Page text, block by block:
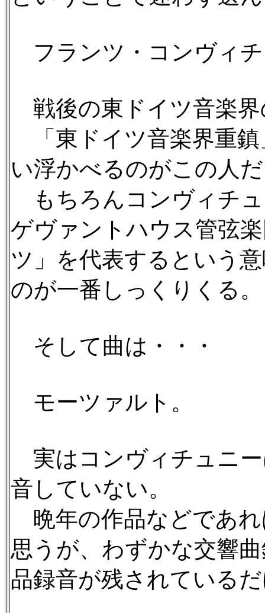
フランツ・コンヴィ
戦後の東ドイツ音楽界
「東ドイツ音楽界重鎮
い浮かべるのがこの人
もちろんコンヴィチ
ゲヴァントハウス管弦
ツ」を代表するという
のが一番しっくりくる。
そして曲は・・・
モーツァルト。
実はコンヴィチュニ
音していない。
晩年の作品などであ
思うが、わずかな交響
品録音が残されている